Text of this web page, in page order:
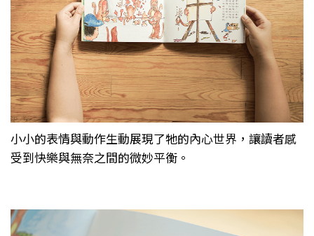
小小的表情與動作生動展現了牠的內心世界，讓讀者感
受到快樂與無奈之間的微妙平衡。